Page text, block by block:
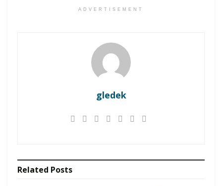
ADVERTISEMENT
gledek
Related Posts